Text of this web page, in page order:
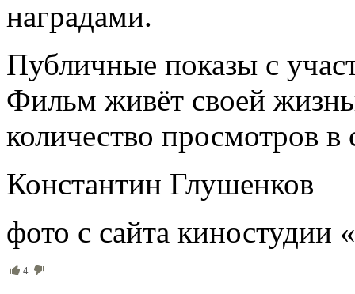
наградами.
Публичные показы с
Фильм живёт своей
количество просмотров в
Константин Глушенков
фото с сайта
4